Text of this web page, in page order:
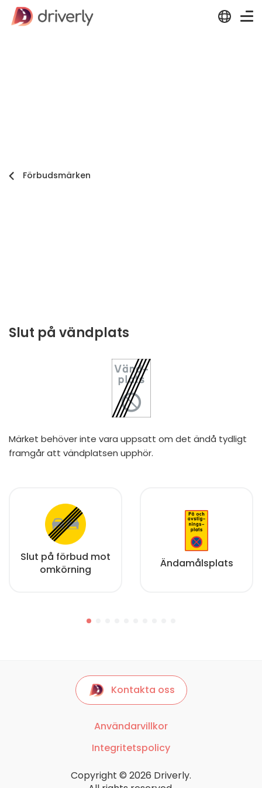
Förbudsmärken
Slut på vändplats
Märket behöver inte vara uppsatt om det ändå tydligt
framgår att vändplatsen upphör.
Slut på förbud mot
omkörning
Ändamålsplats
Kontakta oss
Användarvillkor
Integritetspolicy
Copyright © 2026 Driverly.